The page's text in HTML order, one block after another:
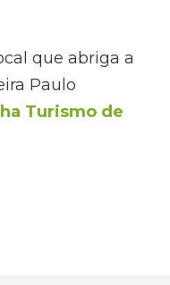
que abriga a
Paulo
Turismo de